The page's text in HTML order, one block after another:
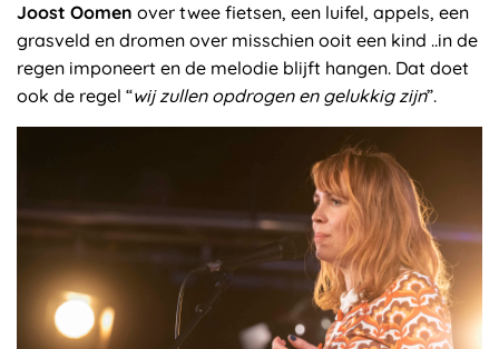
Joost Oomen over twee fietsen, een luifel, appels, een
grasveld en dromen over misschien ooit een kind ..in de
regen imponeert en de melodie blijft hangen. Dat doet
ook de regel “wij zullen opdrogen en gelukkig zijn”.